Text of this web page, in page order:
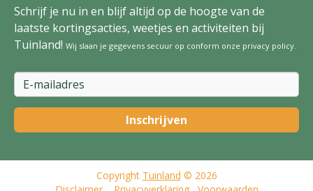
Schrijf je nu in en blijf altijd op de hoogte van de
laatste kortingsacties, weetjes en activiteiten bij
Tuinland! Wij slaan je gegevens secuur op conform onze privacy policy
Copyright Tuinland © 2026